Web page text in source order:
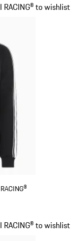
RACING®
RACING® to wishlist
RACING® to wishlist